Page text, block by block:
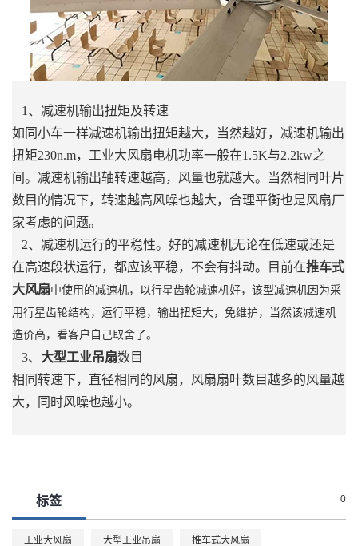
1、减速机输出扭矩及转速
如同小车一样减速机输出扭矩越大，当然越好，减速机输出
扭矩230n.m，工业大风扇电机功率一般在1.5K与2.2kw之
间。减速机输出轴转速越高，风量也就越大。当然相同叶片
数目的情况下，转速越高风噪也越大，合理平衡也是风扇厂
家考虑的问题。
2、减速机运行的平稳性。好的减速机无论在低速或还是
在高速段状运行，都应该平稳，不会有抖动。目前在推车式
大风扇中使用的减速机，以行星齿轮减速机好，该型减速机因为采
用行星齿轮结构，运行平稳，输出扭矩大，免维护，当然该减速机
造价高，看客户自己取舍了。
3、 大型工业吊扇数目
相同转速下，直径相同的风扇，风扇扇叶数目越多的风量越
大，同时风噪也越小。
标签 0
工业大风扇 大型工业吊扇 推车式大风扇